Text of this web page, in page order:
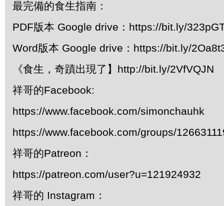
最完備的食生指南：
PDF版本 Google drive：https://bit.ly/
Word版本 Google drive：https://bit.ly/
《食生，奇蹟出現了】http://bit.ly/2VfVQJN
祥哥的Facebook:
https://www.facebook.com/simonchauhk
https://www.facebook.com/groups/
祥哥的Patreon：
https://patreon.com/user?u=121924932
祥哥的 Instagram：